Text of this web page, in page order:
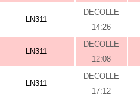
LN311
DECOLLE
14:26
LN311
DECOLLE
12:08
LN311
DECOLLE
17:12